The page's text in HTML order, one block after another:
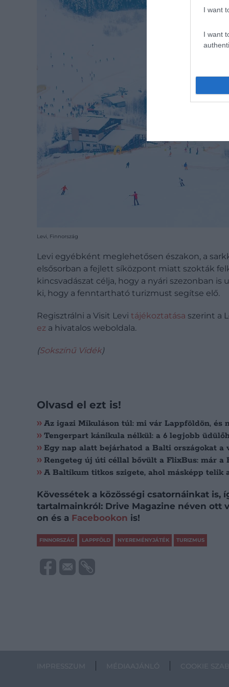
I want
I want
Levi, Finnország
Levi egyébként meglehetősen északon, a
elsősorban a fejlett síközpont miatt szokták
kincsvadászat célja, hogy a nyári szezonban
ki, hogy a fenntartható turizmust segítse elő.
Regisztrálni a Visit Levi tájékoztatása szerint a
ez a hivatalos weboldala.
(Sokszínű Vidék)
Olvasd el ezt is!
Az igazi Mikuláson túl: mi vár Lappföldön, és
Tengerpart kánikula nélkül: a 6 legjobb
Egy nap alatt bejárhatod a Balti országokat a
Rengeteg új úti céllal bővült a FlixBus: már
A Baltikum titkos szigete, ahol másképp telik
Kövessétek a közösségi csatornáinkat
tartalmainkról: Drive Magazine néven ott
on és a Facebookon is!
FINNORSZÁG LAPPFÖLD NYEREMÉNYJÁTÉK TURIZMUS